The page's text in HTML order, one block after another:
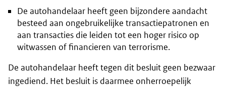
De autohandelaar heeft geen bijzondere aandacht
besteed aan ongebruikelijke transactiepatronen en
aan transacties die leiden tot een hoger risico op
witwassen of financieren van terrorisme.
De autohandelaar heeft tegen dit besluit geen bezwaar
ingediend. Het besluit is daarmee onherroepelijk